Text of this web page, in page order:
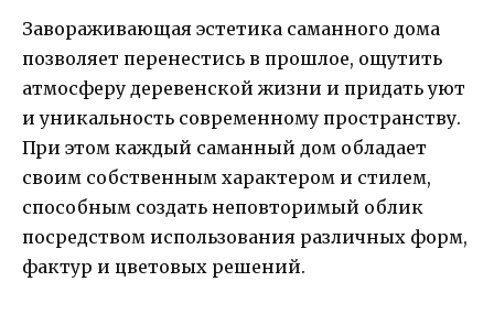
Завораживающая эстетика саманного дома
позволяет перенестись в прошлое, ощутить
атмосферу деревенской жизни и придать уют
и уникальность современному пространству.
При этом каждый саманный дом обладает
своим собственным характером и стилем,
способным создать неповторимый облик
посредством использования различных форм,
фактур и цветовых решений.